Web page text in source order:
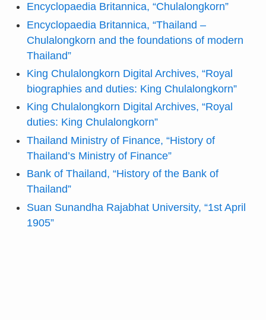
Encyclopaedia Britannica, “Chulalongkorn”
Encyclopaedia Britannica, “Thailand –
Chulalongkorn and the foundations of modern
Thailand”
King Chulalongkorn Digital Archives, “Royal
biographies and duties: King Chulalongkorn”
King Chulalongkorn Digital Archives, “Royal
duties: King Chulalongkorn”
Thailand Ministry of Finance, “History of
Thailand’s Ministry of Finance”
Bank of Thailand, “History of the Bank of
Thailand”
Suan Sunandha Rajabhat University, “1st April
1905”